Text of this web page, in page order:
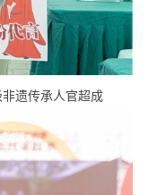
遗传承人官超成